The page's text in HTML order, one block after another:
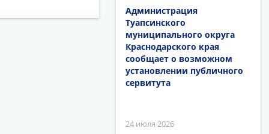
Администрация
Туапсинского
муниципального округа
Краснодарского края
сообщает о возможном
установлении публичного
сервитута
24 июля 2026